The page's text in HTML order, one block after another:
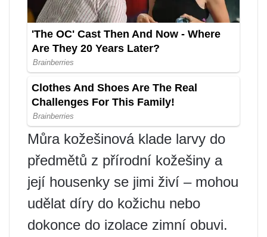
Můra kožešinová klade larvy do
předmětů z přírodní kožešiny a
její housenky se jimi živí – mohou
udělat díry do kožichu nebo
dokonce do izolace zimní obuvi.